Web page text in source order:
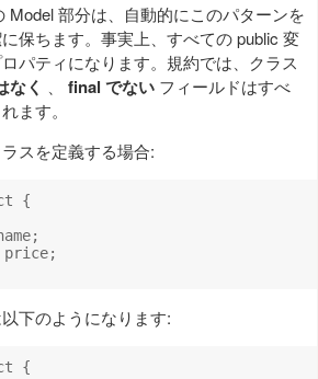
Model 部分は、自動的にこのパターンを
保ちます。事実上、すべての public 変
パティになります。規約では、クラス
なく final でない フィールドはすべ
ます。
スを定義する場合:
{
下のようになります:
{